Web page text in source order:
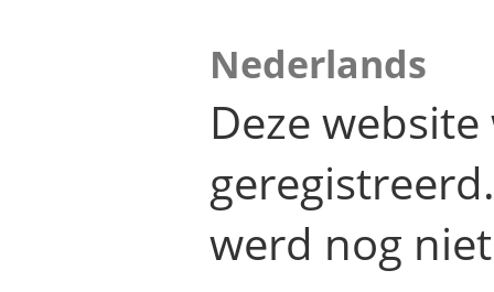
Nederlands
Deze
werd nog